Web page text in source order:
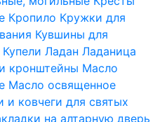
Кропило Кружки для
Кувшины для
Купели Ладан Ладаница
кронштейны Масло
Масло освященное
ковчеги для святых
на алтарную дверь